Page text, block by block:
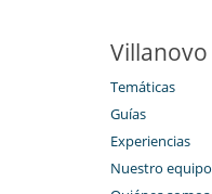
Villanovo
Temáticas
Guías
Experiencias
Nuestro equipo